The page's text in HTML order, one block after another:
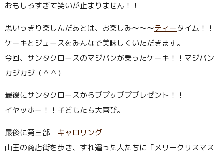
おもしろすぎて笑いが止まりません！！
思いっきり楽しんだあとは、お楽しみ〜〜〜ティータイム！！
ケーキとジュースをみんなで美味しくいただきます。
今回、サンタクロースのマジパンが乗ったケーキ！！マジパン
カジカジ（＾＾）
最後にサンタクロースからププップププレゼント！！
イヤッホー！！子どもたち大喜び。
最後に第三部 キャロリング
山王の商店街を歩き、すれ違った人たちに「メリークリスマス